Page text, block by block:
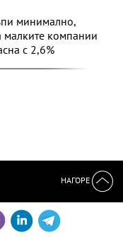
минимално,
малките компании
с 2,6%
НАГОРЕ